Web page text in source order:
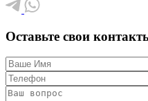
Оставьте свои